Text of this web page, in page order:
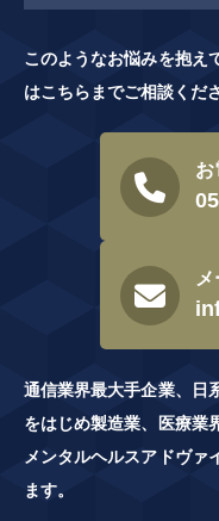
このようなお悩みを抱え
はこちらまでご相談くだ
お
通信業界最大手企業、日
をはじめ製造業、医療業
メンタルヘルスアドヴァ
ます。